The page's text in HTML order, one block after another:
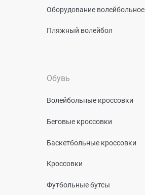
Оборудование волейбольное
Пляжный волейбол
Обувь
Волейбольные кроссовки
Беговые кроссовки
Баскетбольные кроссовки
Кроссовки
Футбольные бутсы